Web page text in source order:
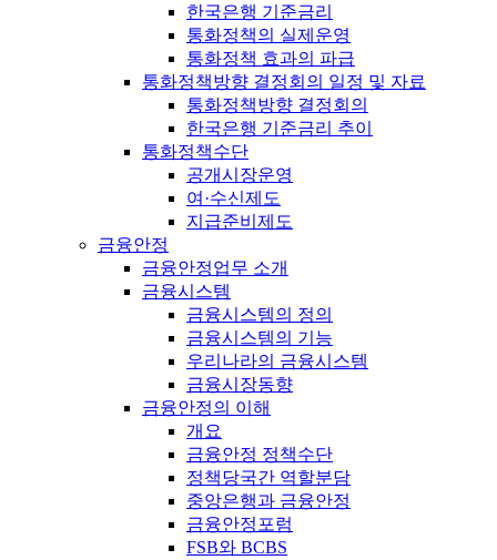
한국은행 기준금리
통화정책의 실제운영
통화정책 효과의 파급
통화정책방향 결정회의 일정 및 자료
통화정책방향 결정회의
한국은행 기준금리 추이
통화정책수단
공개시장운영
여·수신제도
지급준비제도
금융안정
금융안정업무 소개
금융시스템
금융시스템의 정의
금융시스템의 기능
우리나라의 금융시스템
금융시장동향
금융안정의 이해
개요
금융안정 정책수단
정책당국간 역할분담
중앙은행과 금융안정
금융안정포럼
FSB와 BCBS